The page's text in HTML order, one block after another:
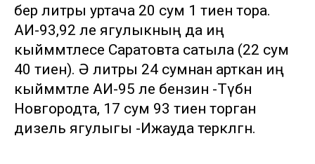
бер литры уртача 20 сум 1 тиен тора.
АИ-93,92 ле ягулыкның да иң
кыйммәтлесе Саратовта сатыла (22 сум
40 тиен). Ә литры 24 сумнан арткан иң
кыйммәтле АИ-95 ле бензин -Түбән
Новгородта, 17 сум 93 тиен торган
дизель ягулыгы -Ижауда теркәлгән.